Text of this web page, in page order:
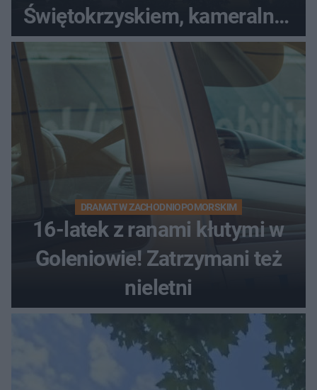
Świętokrzyskiem, kameralny i
bez tłumów
DRAMAT W ZACHODNIOPOMORSKIM
16-latek z ranami kłutymi w
Goleniowie! Zatrzymani też
nieletni